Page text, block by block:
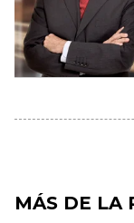
MÁS DE LA